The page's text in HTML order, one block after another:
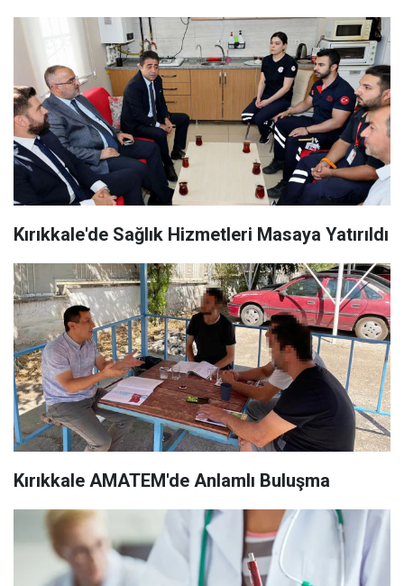
Kırıkkale'de Sağlık Hizmetleri Masaya Yatırıldı
Kırıkkale AMATEM'de Anlamlı Buluşma